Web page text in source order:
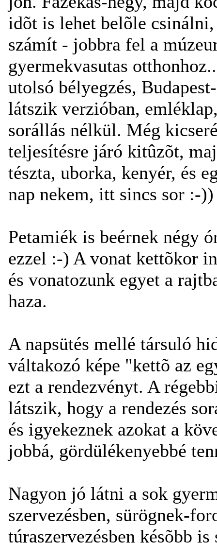
idõt is lehet belõle
számít - jobbra fel a
gyermekvasutas
utolsó bélyegzés,
látszik verzióban,
sorállás nélkül. Még
teljesítésre járó kitûzõt,
tészta, uborka, kenyér, és
nap nekem, itt sincs sor :-
Petamiék is beérnek négy
ezzel :-) A vonat kettõkor
és vonatozunk egyet a
haza.
A napsütés mellé társuló
váltakozó képe "kettõ az
ezt a rendezvényt. A
látszik, hogy a rendezés
és igyekeznek azokat a
jobbá, gördülékenyebbé
Nagyon jó látni a sok
szervezésben, sürögnek-
túraszervezésben késõbb